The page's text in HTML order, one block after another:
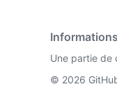
Une partie de
© 2026